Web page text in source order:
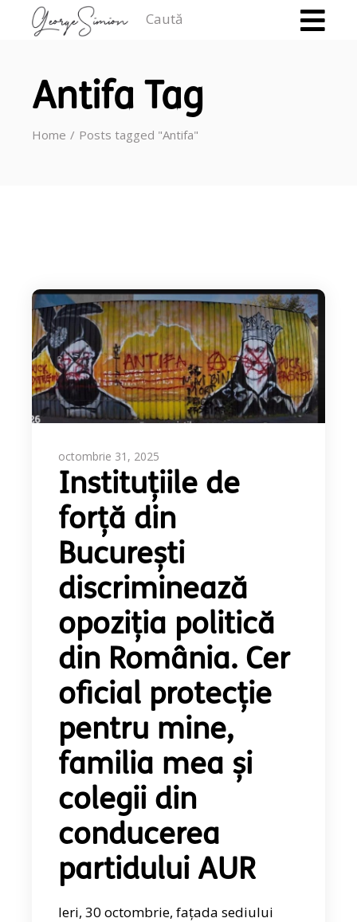
Antifa Tag
Home Posts tagged "Antifa"
octombrie 31, 2025
Instituțiile de
forță din
București
discriminează
opoziția politică
din România. Cer
oficial protecție
pentru mine,
familia mea și
colegii din
conducerea
partidului AUR
Ieri, 30 octombrie, fațada sediului